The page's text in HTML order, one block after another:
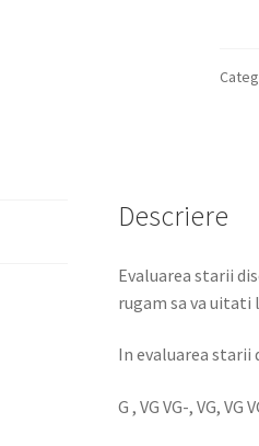
Descriere
Evaluarea starii
rugam sa va uitati
In evaluarea
G , VG VG-, VG, VG